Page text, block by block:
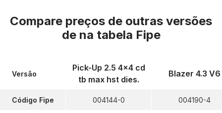
Compare preços de outras versões
de na tabela Fipe
Versão
Código Fipe
Pick-Up 2.5 4x4 cd
tb max hst dies.
004144-0
Blazer 4.3 V6
004190-4